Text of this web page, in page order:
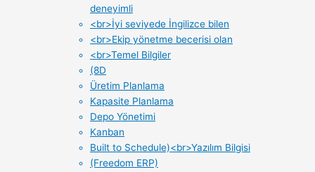
deneyimli
<br>İyi seviyede İngilizce bilen
<br>Ekip yönetme becerisi olan
<br>Temel Bilgiler
(8D
Üretim Planlama
Kapasite Planlama
Depo Yönetimi
Kanban
Built to Schedule)<br>Yazılım Bilgisi
(Freedom ERP)